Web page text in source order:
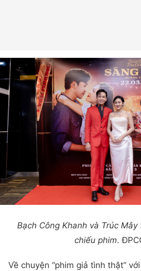
Bạch Công Khanh và Trúc
chiếu phim.
Về chuyện “phim giả tình thật”